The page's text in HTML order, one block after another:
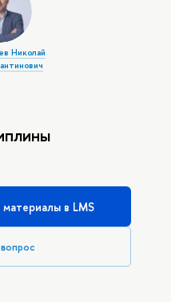
Николай
в LMS